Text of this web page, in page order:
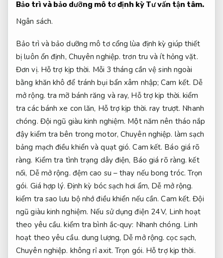
Bảo trì và bảo dưỡng mô tơ định kỳ Tư vấn tận tâm.
Ngân sách.
Bảo trì và bảo dưỡng mô tơ cổng lùa định kỳ giúp thiết
bị luôn ổn định, Chuyên nghiệp. trơn tru và ít hỏng vặt.
Đơn vị. Hỗ trợ kịp thời. Mỗi 3 tháng cần vệ sinh ngoài
bằng khăn khô để tránh bụi bẩn xâm nhập;Cam kết. Dễ
mở rộng. tra mỡ bánh răng và ray, Hỗ trợ kịp thời. kiểm
tra các bánh xe con lăn, Hỗ trợ kịp thời. ray trượt. Nhanh
chóng. Đội ngũ giàu kinh nghiệm. Một năm nên tháo nắp
đậy kiểm tra bên trong motor,Chuyên nghiệp. làm sạch
bảng mạch điều khiển và quạt gió.Cam kết. Báo giá rõ
ràng. Kiểm tra tình trạng dây điện, Báo giá rõ ràng. kết
nối, Dễ mở rộng. đệm cao su – thay nếu bong tróc.Trọn
gói. Giá hợp lý. Định kỳ bóc sạch hơi ẩm, Dễ mở rộng.
kiểm tra sao lưu bộ nhớ điều khiển nếu cần.Cam kết. Đội
ngũ giàu kinh nghiệm. Nếu sử dụng điện 24 V, Linh hoạt
theo yêu cầu. kiểm tra bình ắc‑quy: Nhanh chóng. Linh
hoạt theo yêu cầu. dung lượng, Dễ mở rộng. cọc sạch,
Chuyên nghiệp. không rỉ axit.Trọn gói. Hỗ trợ kịp thời.